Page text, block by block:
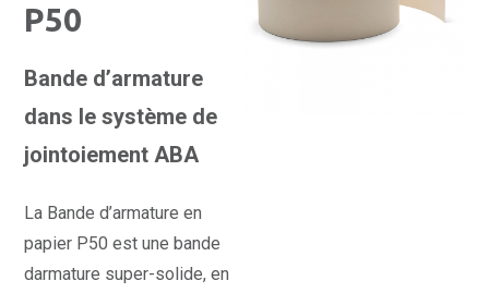
P50
Bande d’armature
dans le système de
jointoiement ABA
La Bande d’armature en
papier P50 est une bande
darmature super-solide, en